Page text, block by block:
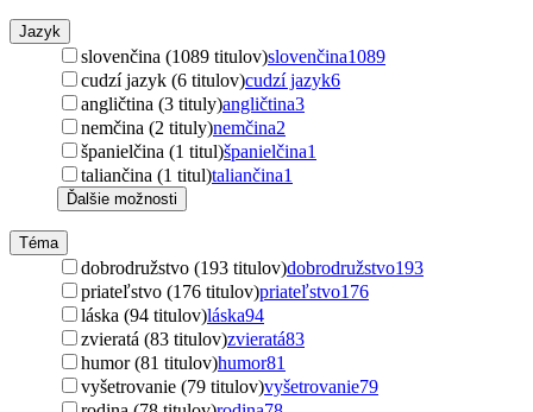
Jazyk
slovenčina (1089 titulov)slovenčina1089
cudzí jazyk (6 titulov)cudzí jazyk6
angličtina (3 tituly)angličtina3
nemčina (2 tituly)nemčina2
španielčina (1 titul)španielčina1
taliančina (1 titul)taliančina1
Ďalšie možnosti
Téma
dobrodružstvo (193 titulov)dobrodružstvo193
priateľstvo (176 titulov)priateľstvo176
láska (94 titulov)láska94
zvieratá (83 titulov)zvieratá83
humor (81 titulov)humor81
vyšetrovanie (79 titulov)vyšetrovanie79